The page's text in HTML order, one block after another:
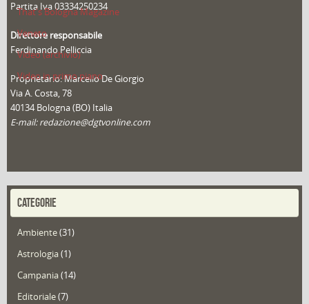
That's Bologna Magazine
Veneto
Video (archivio)
Video in primo piano
Partita Iva 03334250234
Direttore responsabile
Ferdinando Pelliccia
Proprietario: Marcello De Giorgio
Via A. Costa, 78
40134 Bologna (BO) Italia
E-mail: redazione@dgtvonline.com
CATEGORIE
Ambiente(31)
Astrologia(1)
Campania(14)
Editoriale(7)